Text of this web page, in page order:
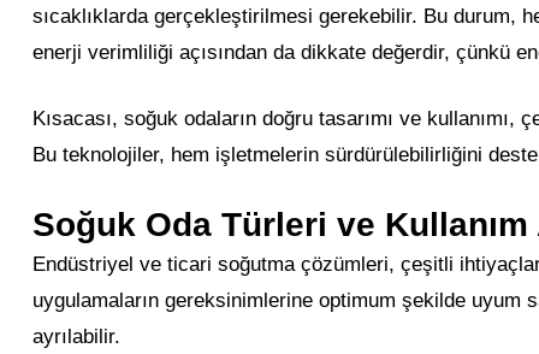
sıcaklıklarda gerçekleştirilmesi gerekebilir. Bu durum,
enerji verimliliği açısından da dikkate değerdir, çünkü
Kısacası, soğuk odaların doğru tasarımı ve
Bu teknolojiler, hem işletmelerin sürdürülebilirliğini
Soğuk Oda Türleri ve Kullanım
Endüstriyel ve ticari soğutma çözümleri, çeşitli
uygulamaların gereksinimlerine optimum şekilde uyum
ayrılabilir.